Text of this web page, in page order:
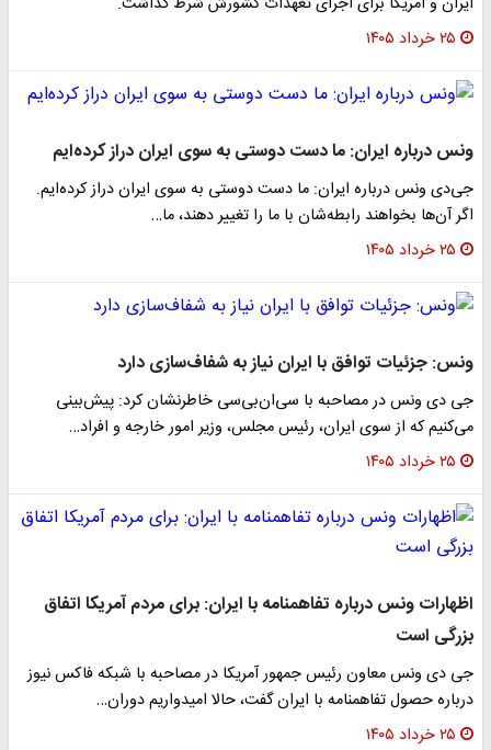
۲۵ خرداد ۱۴۰۵
ونس درباره ایران: ما دست دوستی به سوی ایران دراز کرده‌ایم
جی‌دی ونس درباره ایران: ما دست دوستی به سوی ایران دراز کرده‌ایم.
اگر آن‌ها بخواهند رابطه‌شان با ما را تغییر دهند، ما…
۲۵ خرداد ۱۴۰۵
ونس: جزئیات توافق با ایران نیاز به شفاف‌سازی دارد
جی دی ونس در مصاحبه با سی‌ان‌بی‌سی خاطرنشان کرد: پیش‌بینی
می‌کنیم که از سوی ایران، رئیس مجلس، وزیر امور خارجه و افراد…
۲۵ خرداد ۱۴۰۵
اظهارات ونس درباره تفاهمنامه با ایران: برای مردم آمریکا اتفاق
بزرگی است
جی دی ونس معاون رئیس جمهور آمریکا در مصاحبه با شبکه فاکس نیوز
درباره حصول تفاهمنامه با ایران گفت، حالا امیدواریم دوران…
۲۵ خرداد ۱۴۰۵